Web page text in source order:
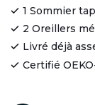
1 Sommier
2 Oreillers
Livré déjà
Certifié